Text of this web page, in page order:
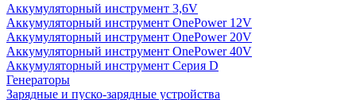
Аккумуляторный инструмент 3,6V
Аккумуляторный инструмент OnePower 12V
Аккумуляторный инструмент OnePower 20V
Аккумуляторный инструмент OnePower 40V
Аккумуляторный инструмент Серия D
Генераторы
Зарядные и пуско-зарядные устройства